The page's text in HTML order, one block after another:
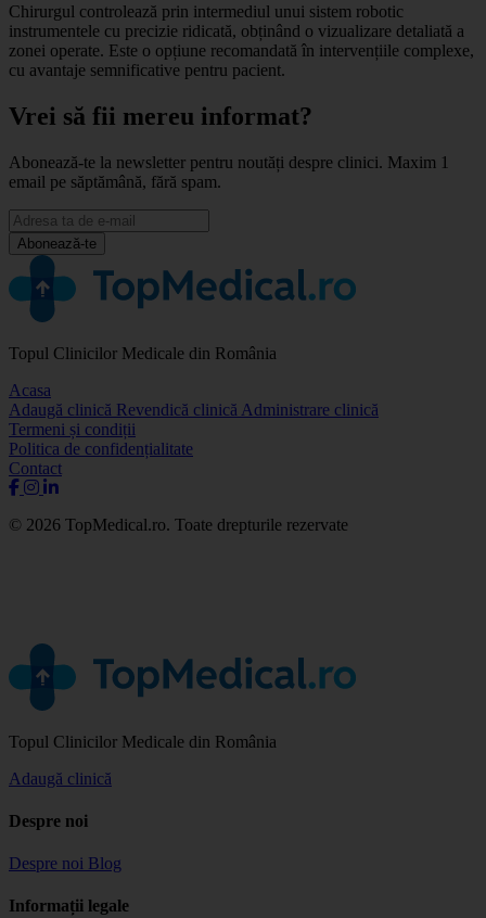
Chirurgul controlează prin intermediul unui sistem robotic
instrumentele cu precizie ridicată, obținând o vizualizare detaliată a
zonei operate. Este o opțiune recomandată în intervențiile complexe,
cu avantaje semnificative pentru pacient.
Vrei să fii mereu informat?
Abonează-te la newsletter pentru noutăți despre clinici. Maxim 1
email pe săptămână, fără spam.
Abonează-te
Topul Clinicilor Medicale din România
Acasa
Adaugă clinică Revendică clinică Administrare clinică
Termeni și condiții
Politica de confidențialitate
Contact
© 2026 TopMedical.ro. Toate drepturile rezervate
Topul Clinicilor Medicale din România
Adaugă clinică
Despre noi
Despre noi Blog
Informații legale